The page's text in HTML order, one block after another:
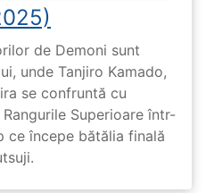
de Demoni sunt
unde Tanjiro Kamado,
se confruntă cu
Superioare într-
ce începe bătălia finală